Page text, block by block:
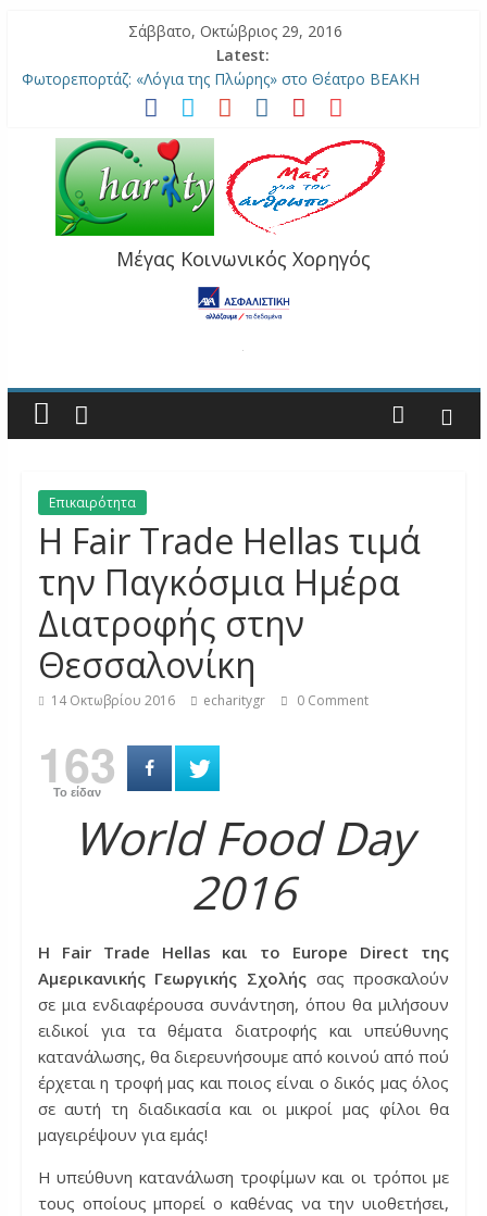
Σάββατο, Οκτώβριος 29, 2016
Latest:
Φωτορεπορτάζ: «Λόγια της Πλώρης» στο Θέατρο ΒΕΑΚΗ
ΑΠΟΚΛΕΙΣΤΙΚΟ: “Νίτσε-Βάγκνερ: Μία παράσταση για το
Fair Trade Hellas: Έχεις μια ιδέα για έναν πιο δίκαιο κόσμο;
Κέρδισες 2.500 Ευρώ!
ΑΠΟΚΛΕΙΣΤΙΚΟ Φωτορεπορτάζ: Ο Fellini και τα όνειρα των
κλόουν
Εκδήλωση για την Παιδογκολογική Ιπποκρατείου από τις
«Γυναίκες Χωρίς Σύνορα»Μέγας Κοινωνικός Χορηγός
Επικαιρότητα
Η Fair Trade Hellas τιμά
την Παγκόσμια Ημέρα
Διατροφής στην
Θεσσαλονίκη
14 Οκτωβρίου 2016 echaritygr 0 Comment
163
Το είδαν
World Food Day
2016
H Fair Trade Hellas και το Europe Direct της
Αμερικανικής Γεωργικής Σχολήςσας προσκαλούν
σε μια ενδιαφέρουσα συνάντηση, όπου θα μιλήσουν
ειδικοί για τα θέματα διατροφής και υπεύθυνης
κατανάλωσης, θα διερευνήσουμε από κοινού από πού
έρχεται η τροφή μας και ποιος είναι ο δικός μας όλος
σε αυτή τη διαδικασία και οι μικροί μας φίλοι θα
μαγειρέψουν για εμάς!
Η υπεύθυνη κατανάλωση τροφίμων και οι τρόποι με
τους οποίους μπορεί ο καθένας να την υιοθετήσει,